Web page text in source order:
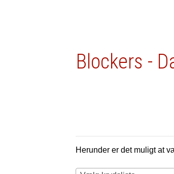
Blockers -
Herunder er det muligt at